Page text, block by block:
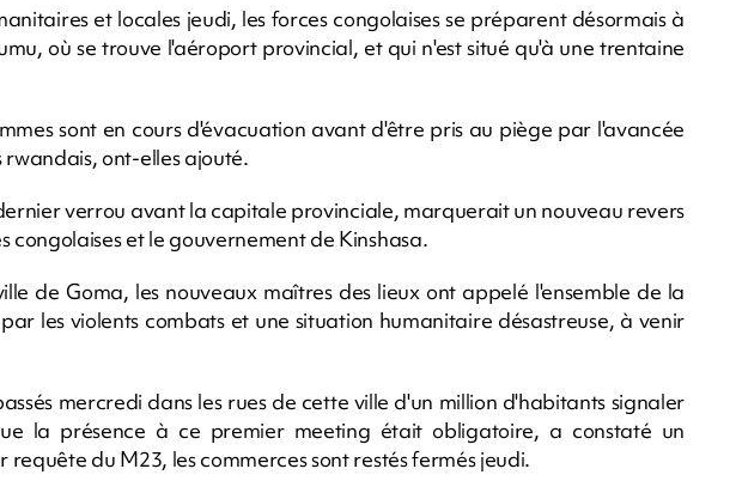
et locales jeudi, les forces congolaises se préparent désormais à
où se trouve l'aéroport provincial, et qui n'est situé qu'à une trentaine
sont en cours d'évacuation avant d'être pris au piège par l'avancée
rwandais, ont-elles ajouté.
verrou avant la capitale provinciale, marquerait un nouveau revers
congolaises et le gouvernement de Kinshasa.
de Goma, les nouveaux maîtres des lieux ont appelé l'ensemble de la
les violents combats et une situation humanitaire désastreuse, à venir
mercredi dans les rues de cette ville d'un million d'habitants signaler
la présence à ce premier meeting était obligatoire, a constaté un
requête du M23, les commerces sont restés fermés jeudi.